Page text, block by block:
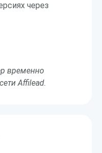
через
временно
Affilead.